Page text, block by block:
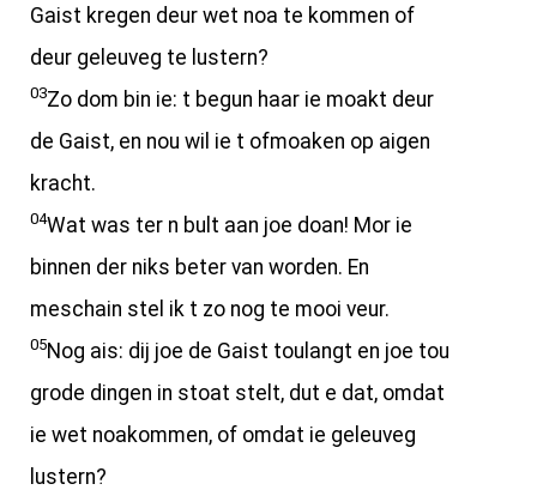
Gaist kregen deur wet noa te kommen of
deur geleuveg te lustern?
03Zo dom bin ie: t begun haar ie moakt deur
de Gaist, en nou wil ie t ofmoaken op aigen
kracht.
04Wat was ter n bult aan joe doan! Mor ie
binnen der niks beter van worden. En
meschain stel ik t zo nog te mooi veur.
05Nog ais: dij joe de Gaist toulangt en joe tou
grode dingen in stoat stelt, dut e dat, omdat
ie wet noakommen, of omdat ie geleuveg
lustern?